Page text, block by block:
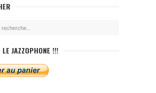
LE JAZZOPHONE !!!